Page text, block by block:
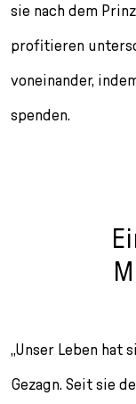
sie nach dem
profitieren
voneinander,
spenden.
„Unser Leben hat
Gezagn. Seit sie